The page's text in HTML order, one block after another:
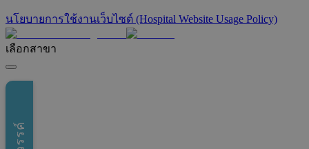
นโยบายการใช้งานเว็บไซต์ (Hospital Website Usage Policy)
เลือกสาขา